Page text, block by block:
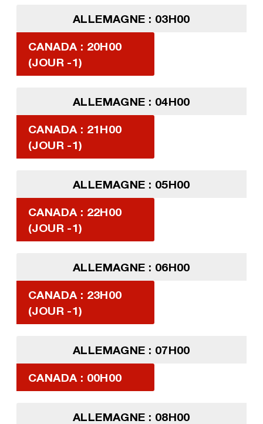
ALLEMAGNE : 03H00
CANADA : 20H00
(JOUR -1)
ALLEMAGNE : 04H00
CANADA : 21H00
(JOUR -1)
ALLEMAGNE : 05H00
CANADA : 22H00
(JOUR -1)
ALLEMAGNE : 06H00
CANADA : 23H00
(JOUR -1)
ALLEMAGNE : 07H00
CANADA : 00H00
ALLEMAGNE : 08H00